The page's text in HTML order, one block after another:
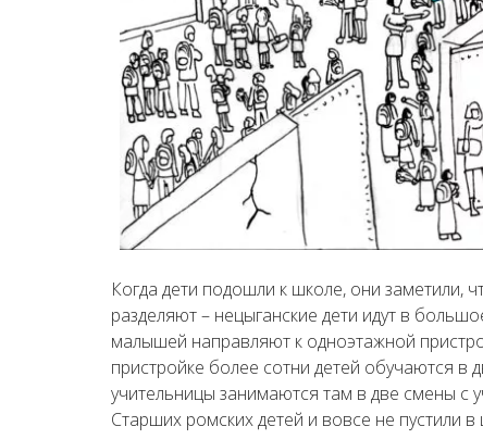
Когда дети подошли к школе, они заметили,
разделяют – нецыганские дети идут в
малышей направляют к одноэтажной
пристройке более сотни детей обучаются в
учительницы занимаются там в две смены с
Старших ромских детей и вовсе не пустили